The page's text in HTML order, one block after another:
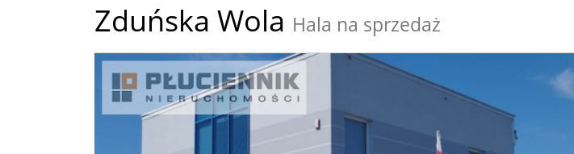
Zduńska Wola Hala na sprzedaż